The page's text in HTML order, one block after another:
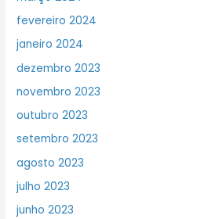
fevereiro 2024
janeiro 2024
dezembro 2023
novembro 2023
outubro 2023
setembro 2023
agosto 2023
julho 2023
junho 2023